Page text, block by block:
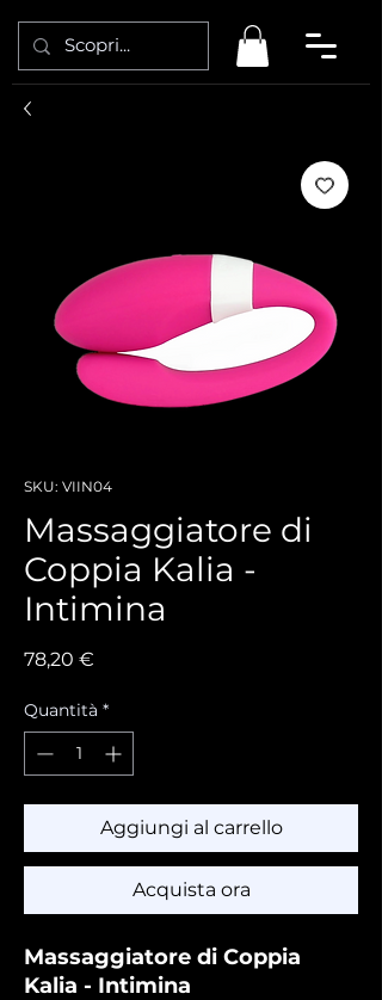
SKU: VIIN04
Massaggiatore di
Coppia Kalia -
Intimina
78,20 €
Quantità *
Aggiungi al carrello
Acquista ora
Massaggiatore di Coppia
Kalia - Intimina